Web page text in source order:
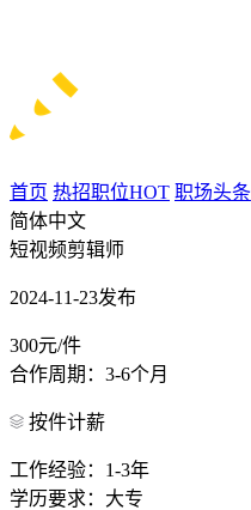
首页 热招职位HOT 职场头条
简体中文
短视频剪辑师
2024-11-23发布
300元/件
合作周期：3-6个月
按件计薪
工作经验：1-3年
学历要求：大专